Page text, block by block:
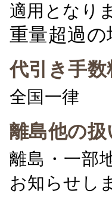
適用となり
重量超過
代引き手数
全国一律
離島他の扱
離島・一部
お知らせし